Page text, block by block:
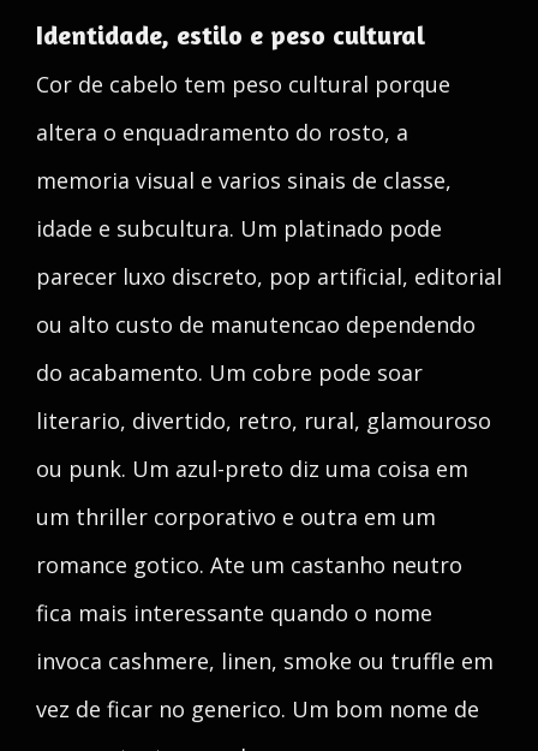
Identidade, estilo e peso cultural
Cor de cabelo tem peso cultural porque
altera o enquadramento do rosto, a
memoria visual e varios sinais de classe,
idade e subcultura. Um platinado pode
parecer luxo discreto, pop artificial, editorial
ou alto custo de manutencao dependendo
do acabamento. Um cobre pode soar
literario, divertido, retro, rural, glamouroso
ou punk. Um azul-preto diz uma coisa em
um thriller corporativo e outra em um
romance gotico. Ate um castanho neutro
fica mais interessante quando o nome
invoca cashmere, linen, smoke ou truffle em
vez de ficar no generico. Um bom nome de